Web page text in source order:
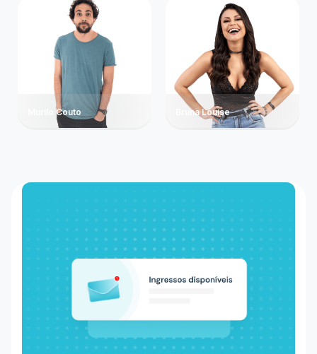
Murilo Couto Bruna Louise